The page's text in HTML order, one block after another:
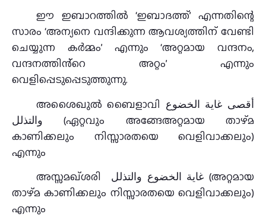
ഈ ഇബാറത്തിൽ ‘ഇബാദത്ത്’ എന്നതിന്റെ
സാരം ‘അന്യനെ വന്ദിക്കുന്ന ആവശ്യത്തിന് വേണ്ടി
ചെയ്യുന്ന കർമ്മം’ എന്നും ‘അറ്റമായ വന്ദനം,
വന്ദനത്തിൻ്റെ അറ്റം’ എന്നും
വെളിപ്പെടുപ്പെടുത്തുന്നു.
അശൈഖുൽ ബൈളാവി أقصى غاية الخضوع
والتذلل (ഏറ്റവും അങ്ങേഅറ്റമായ താഴ്‌മ
കാണിക്കലും നിസ്സാരതയെ വെളിവാക്കലും)
എന്നും
അസ്സമഖ്ശരി غاية الخضوع والتذلل (അറ്റമായ
താഴ്‌മ കാണിക്കലും നിസ്സാരതയെ വെളിവാക്കലും)
എന്നും